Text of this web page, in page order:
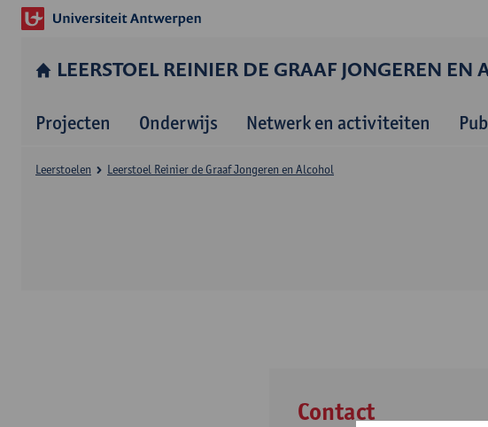
LEERSTOEL REINIER DE GRAAF JONGEREN EN
Projecten Onderwijs Netwerk en activiteiten
Leerstoelen Leerstoel Reinier de Graaf Jongeren en Alcohol
Contact